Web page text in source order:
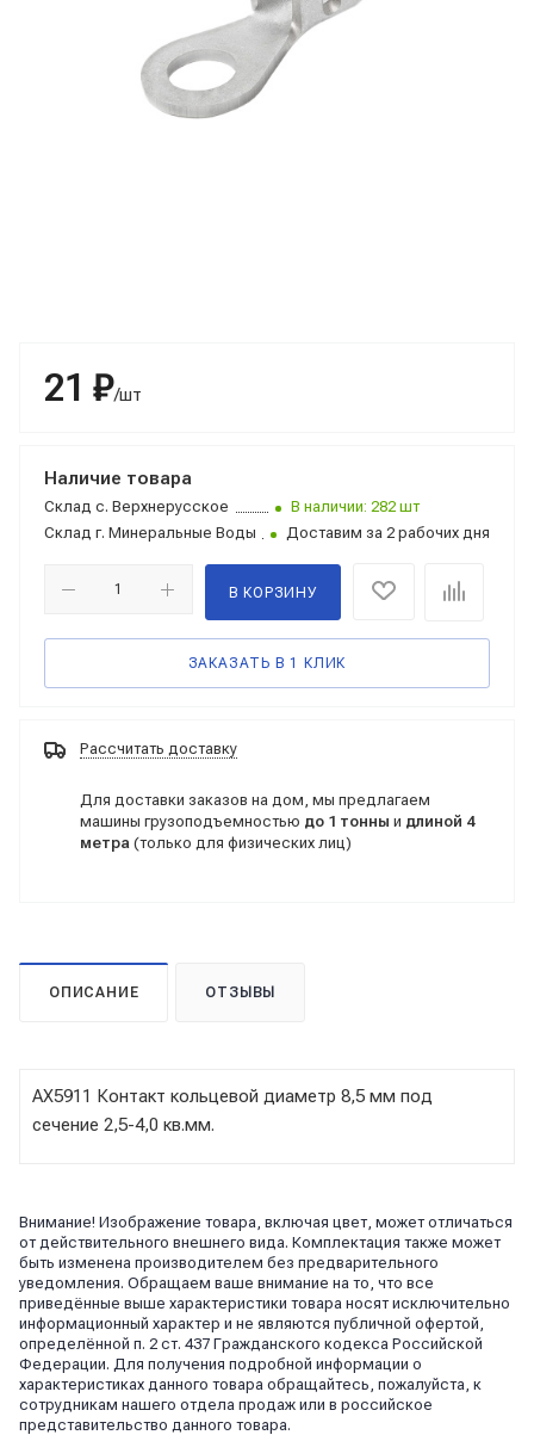
21 ₽/шт
Наличие товара
Склад с. Верхнерусское
В наличии: 282 шт
Склад г. Минеральные Воды Доставим за 2 рабочих дня
В КОРЗИНУ
ЗАКАЗАТЬ В 1 КЛИК
Рассчитать доставку
Для доставки заказов на дом, мы предлагаем
машины грузоподъемностью до 1 тонны и длиной 4
метра (только для физических лиц)
ОПИСАНИЕ ОТЗЫВЫ
AX5911 Контакт кольцевой диаметр 8,5 мм под
сечение 2,5-4,0 кв.мм.
Внимание! Изображение товара, включая цвет, может отличаться
от действительного внешнего вида. Комплектация также может
быть изменена производителем без предварительного
уведомления. Обращаем ваше внимание на то, что все
приведённые выше характеристики товара носят исключительно
информационный характер и не являются публичной офертой,
определённой п. 2 ст. 437 Гражданского кодекса Российской
Федерации. Для получения подробной информации о
характеристиках данного товара обращайтесь, пожалуйста, к
сотрудникам нашего отдела продаж или в российское
представительство данного товара.